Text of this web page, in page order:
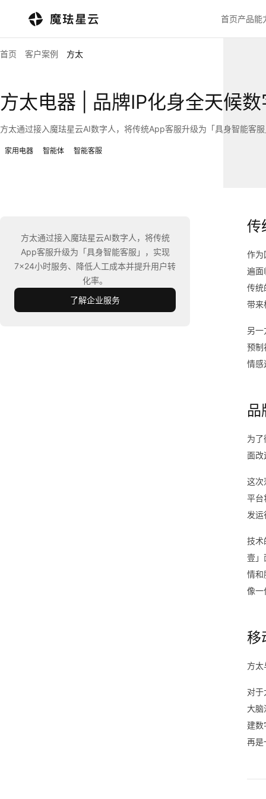
首页产品能
首页 客户案例 方太
方太电器 | 品牌IP化身全天候
方太通过接入魔珐星云AI数字人，将传统App客服升级为「具身智能客
家用电器 智能体 智能客服
方太通过接入魔珐星云AI数字人，将传统
App客服升级为「具身智能客服」，实现
7×24小时服务、降低人工成本并提升用户转
化率。
了解企业服务
传
作为
遍面
传统
带来
另
预制
情感
品
为
面改
这次
平台
发
技术
壹
情和
像一
移
方
对
大脑
建
再是